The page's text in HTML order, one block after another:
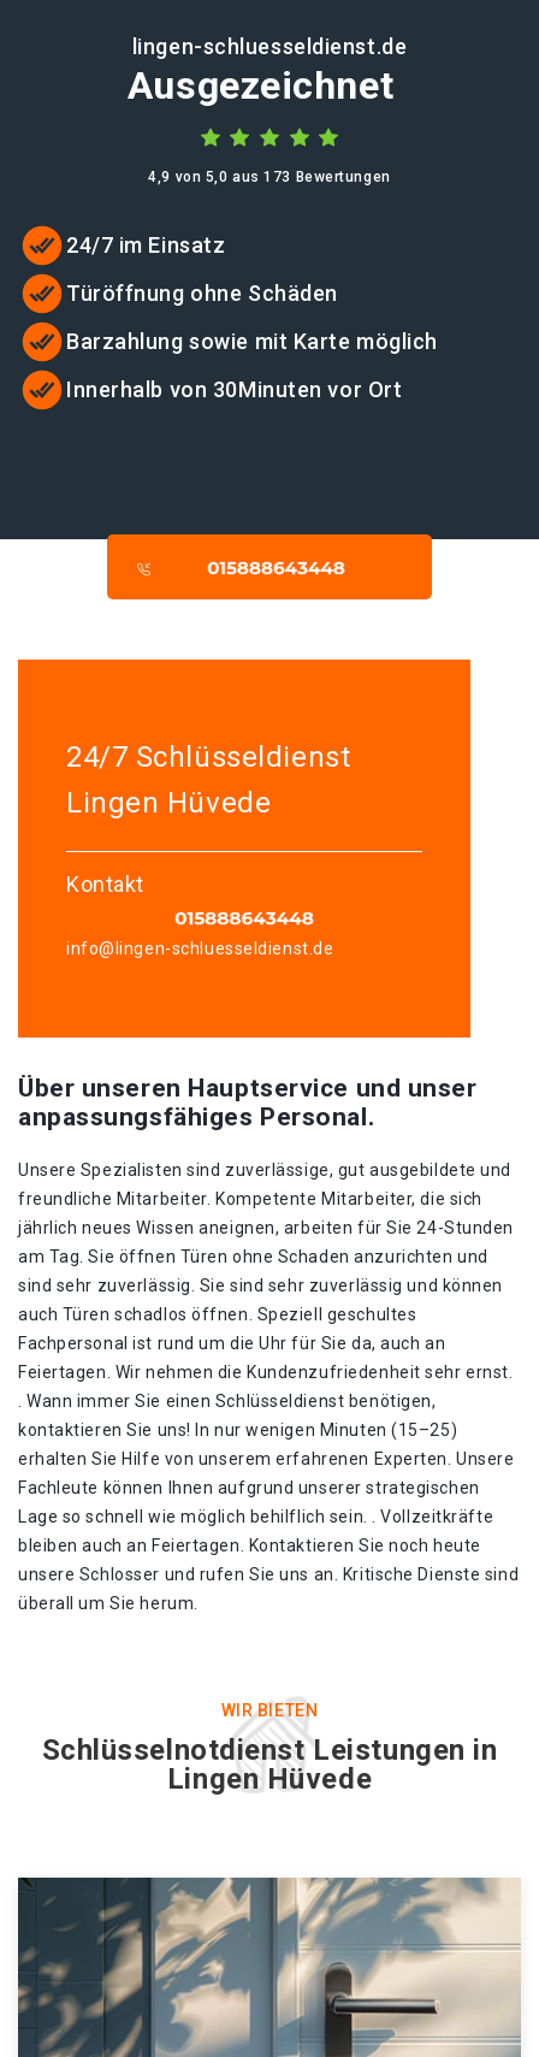
lingen-schluesseldienst.de
Ausgezeichnet
4,9 von 5,0 aus 173 Bewertungen
24/7 im Einsatz
Türöffnung ohne Schäden
Barzahlung sowie mit Karte möglich
Innerhalb von 30Minuten vor Ort
24/7 Schlüsseldienst
Lingen Hüvede
Kontakt
info@lingen-schluesseldienst.de
Über unseren Hauptservice und unser
anpassungsfähiges Personal.
Unsere Spezialisten sind zuverlässige, gut ausgebildete und
freundliche Mitarbeiter. Kompetente Mitarbeiter, die sich
jährlich neues Wissen aneignen, arbeiten für Sie 24-Stunden
am Tag. Sie öffnen Türen ohne Schaden anzurichten und
sind sehr zuverlässig. Sie sind sehr zuverlässig und können
auch Türen schadlos öffnen. Speziell geschultes
Fachpersonal ist rund um die Uhr für Sie da, auch an
Feiertagen. Wir nehmen die Kundenzufriedenheit sehr ernst.
. Wann immer Sie einen Schlüsseldienst benötigen,
kontaktieren Sie uns! In nur wenigen Minuten (15–25)
erhalten Sie Hilfe von unserem erfahrenen Experten. Unsere
Fachleute können Ihnen aufgrund unserer strategischen
Lage so schnell wie möglich behilflich sein. . Vollzeitkräfte
bleiben auch an Feiertagen. Kontaktieren Sie noch heute
unsere Schlosser und rufen Sie uns an. Kritische Dienste sind
überall um Sie herum.
WIR BIETEN
Schlüsselnotdienst Leistungen in
Lingen Hüvede